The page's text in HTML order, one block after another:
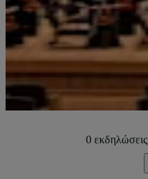
0 εκδηλώσεις